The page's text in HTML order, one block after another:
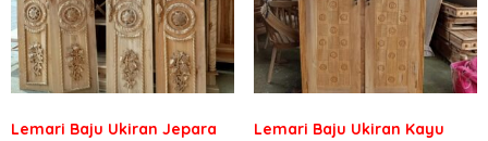
Lemari Baju Ukiran Jepara
Lemari Baju Ukiran Kayu